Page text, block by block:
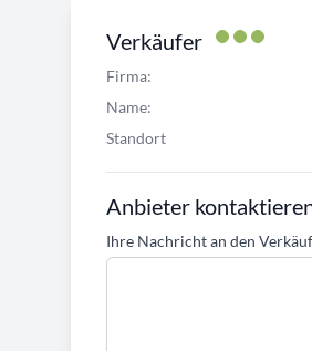
Verkäufer
Firma:
Name:
Standort
Anbieter
Ihre Nachricht an den